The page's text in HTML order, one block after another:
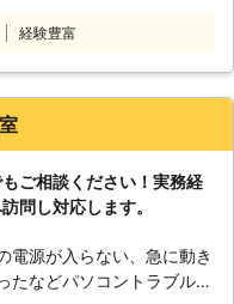
理業者をお探しならお気軽
ウェアのトラブル、部品取
ウェアのトラブル、更新・
断11,000円（税込）！ま
ください 「最近パソコン
「パソコンを落として破
経験豊富
ご相談ください！実務経
問し対応します。
電源が入らない、急に動き
たなどパソコントラブルで